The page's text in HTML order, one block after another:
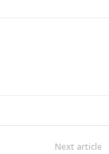
Next article